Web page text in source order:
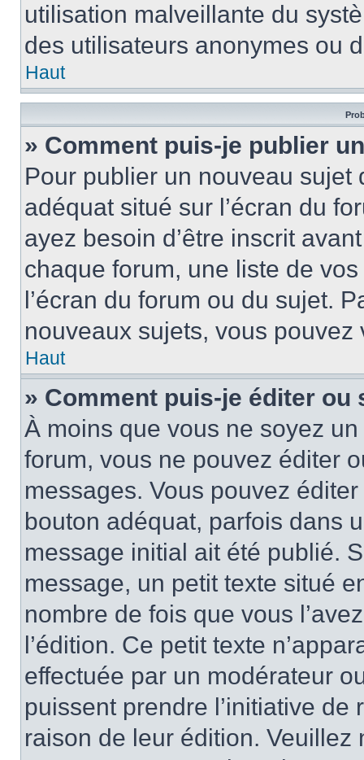
utilisation malveillante du
des utilisateurs anonymes ou
Haut
» Comment puis-je publier
Pour publier un nouveau
adéquat situé sur l’écran du
ayez besoin d’être inscrit
chaque forum, une liste de
l’écran du forum ou du sujet.
nouveaux sujets, vous
Haut
» Comment puis-je éditer
À moins que vous ne soyez
forum, vous ne pouvez éditer
messages. Vous pouvez
bouton adéquat, parfois dans
message initial ait été publié.
message, un petit texte situé
nombre de fois que vous
l’édition. Ce petit texte
effectuée par un modérateur
puissent prendre l’initiative
raison de leur édition.